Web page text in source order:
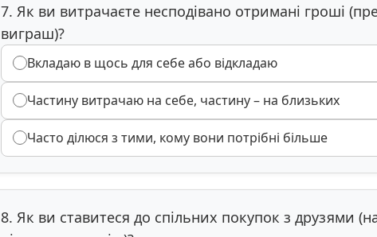
7. Як ви витрачаєте несподівано отримані гроші
виграш)?
Вкладаю в щось для себе або відкладаю
Частину витрачаю на себе, частину – на близьких
Часто ділюся з тими, кому вони потрібні більше
8. Як ви ставитеся до спільних покупок з друзями